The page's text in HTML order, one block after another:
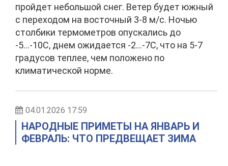
пройдет небольшой снег. Ветер будет южный
с переходом на восточный 3-8 м/с. Ночью
столбики термометров опускались до
-5…-10С, днем ожидается -2…-7С, что на 5-7
градусов теплее, чем положено по
климатической норме.
04.01.2026 17:59
НАРОДНЫЕ ПРИМЕТЫ НА ЯНВАРЬ И
ФЕВРАЛЬ: ЧТО ПРЕДВЕЩАЕТ ЗИМА